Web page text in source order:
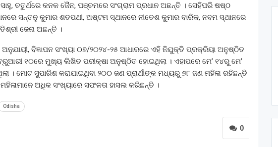
ଚତୁର୍ଥରେ କନକ ଜୈନ, ପଞ୍ଚମରେ ସଂଗ୍ରାମ ପ୍ରଧାନ ଅଛନ୍ତି । ସେହିପରି ଷଷ୍ଠ
ସନ୍ତନୁ କୁମାର ଶତପଥୀ, ଅଷ୍ଟମ ସ୍ଥାନରେ ନୀତେଶ କୁମାର ବାରିକ, ନବମ ସ୍ଥାନରେ
ଜେନା ଅଛନ୍ତି ।
ବିଜ୍ଞାପନ ସଂଖ୍ୟା ୦୭/୨୦୨୪-୨୫ ଆଧାରରେ ଏହି ନିଯୁକ୍ତି ପ୍ରକ୍ରିୟା ଅନୁଷ୍ଠିତ
୧୦ରେ ମୁଖ୍ୟ ଲିଖିତ ପରୀକ୍ଷା ଅନୁଷ୍ଠିତ ହୋଇଥିଲା । ଏହାପରେ ମେ’ ୧୪ରୁ ମେ’
। ମୋଟ ସୁପାରିଶ କରାଯାଇଥିବା ୨୦୦ ଜଣ ପ୍ରାର୍ଥୀଙ୍କ ମଧ୍ୟରୁ ୭୮ ଜଣ ମହିଳା ରହିଛନ୍ତି
ମହିଳାମାନେ ଅଧିକ ସଂଖ୍ୟାରେ ସଫଳତା ହାସଲ କରିଛନ୍ତି ।
Odisha
0